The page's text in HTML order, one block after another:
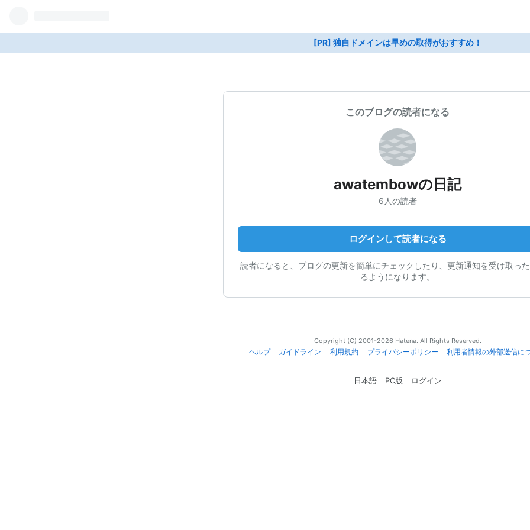
[PR] 独自ドメインは早めの取得がおすすめ！
このブログの読者になる
awatembowの日記
6人の読者
ログインして読者になる
読者になると、ブログの更新を簡単にチェックしたり、更新通知を受け取っ
るようになります。
Copyright (C) 2001-2026 Hatena. All Rights Reserved.
ヘルプ
ガイドライン 利用規約 プライバシーポリシー 利用者情報の外部送信に
日本語 PC版 ログイン